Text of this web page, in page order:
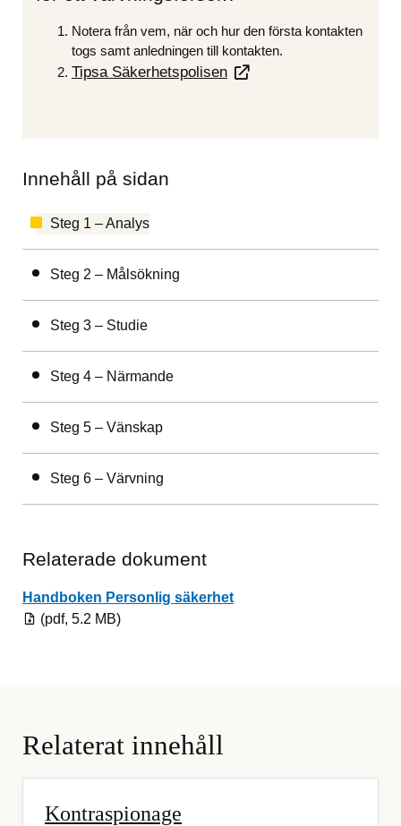
Notera från vem, när och hur den första kontakten
togs samt anledningen till kontakten.
Tipsa Säkerhetspolisen
Innehåll på sidan
Steg 1 – Analys
Steg 2 – Målsökning
Steg 3 – Studie
Steg 4 – Närmande
Steg 5 – Vänskap
Steg 6 – Värvning
Relaterade dokument
Handboken Personlig säkerhetPdf, 5.2 MB.
(pdf, 5.2 MB)
Relaterat innehåll
Kontraspionage